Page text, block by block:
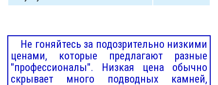
Не гоняйтесь за подозрительно низкими
ценами, которые предлагают разные
"профессионалы". Низкая цена обычно
скрывает много подводных камней,